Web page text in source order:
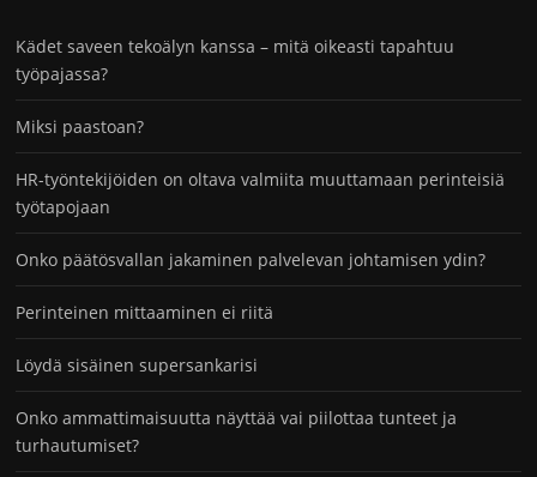
Kädet saveen tekoälyn kanssa – mitä oikeasti tapahtuu
työpajassa?
Miksi paastoan?
HR-työntekijöiden on oltava valmiita muuttamaan perinteisiä
työtapojaan
Onko päätösvallan jakaminen palvelevan johtamisen ydin?
Perinteinen mittaaminen ei riitä
Löydä sisäinen supersankarisi
Onko ammattimaisuutta näyttää vai piilottaa tunteet ja
turhautumiset?